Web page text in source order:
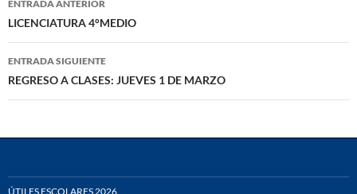
de
entradas
ENTRADA ANTERIOR
LICENCIATURA 4°MEDIO
ENTRADA SIGUIENTE
REGRESO A CLASES: JUEVES 1 DE MARZO
ÚTILES ESCOLARES 2026